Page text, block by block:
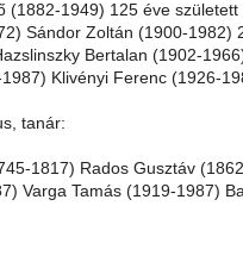
(1882-1949) 125 éve született
Sándor Zoltán (1900-1982)
Bertalan (1902-
Klivényi Ferenc (1926-
tanár:
1817) Rados Gusztáv
Varga Tamás (1919-1987)